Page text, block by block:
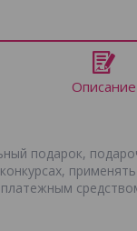
Описание
подарок,